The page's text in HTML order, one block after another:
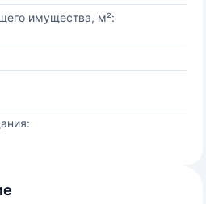
имущества, м²: